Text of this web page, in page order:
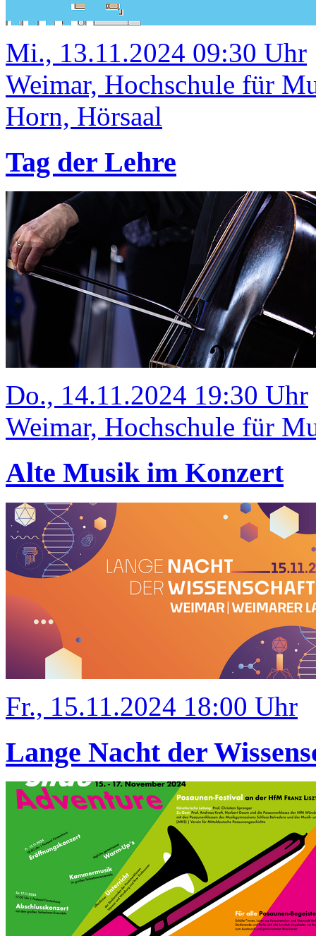
Mi., 13.11.2024 09:30 Uhr
Weimar, Hochschule für
Horn, Hörsaal
Tag der Lehre
Do., 14.11.2024 19:30 Uhr
Weimar, Hochschule für
Alte Musik im Konzert
Fr., 15.11.2024 18:00 Uhr
Lange Nacht der